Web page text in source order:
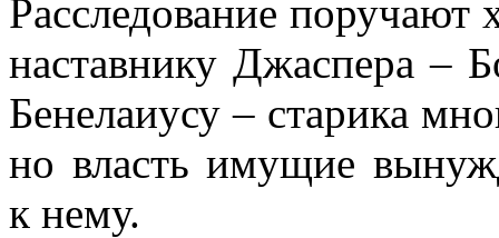
Расследование поручают
наставнику Джаспера –
Бенелаиусу – старика
но власть имущие
к нему.